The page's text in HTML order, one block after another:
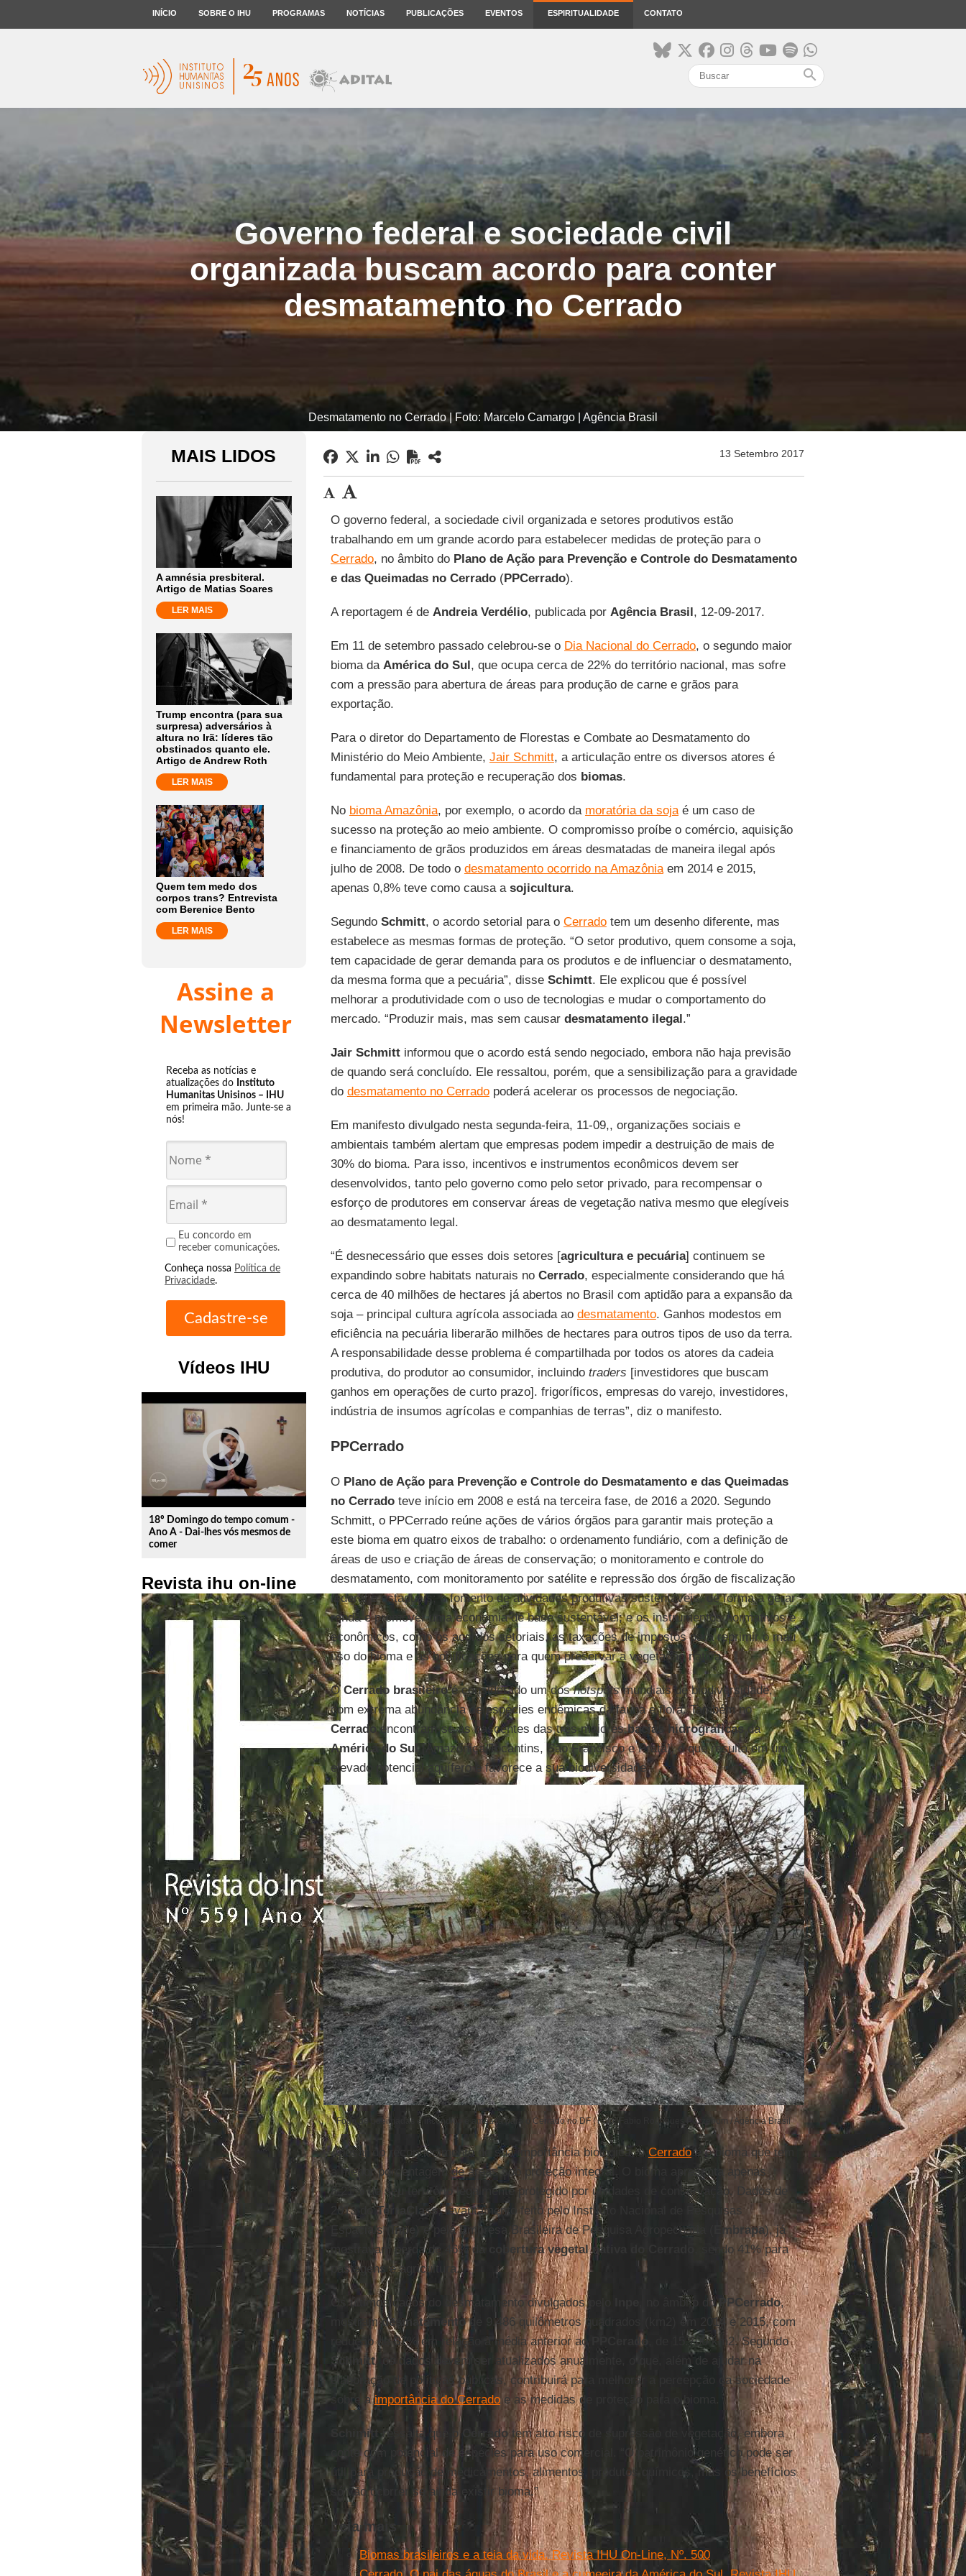
INÍCIO SOBRE O IHU PROGRAMAS NOTÍCIAS PUBLICAÇÕES EVENTOS ESPIRITUALIDADE CONTATO
search
Governo federal e sociedade civil
organizada buscam acordo para conter
desmatamento no Cerrado
Desmatamento no Cerrado | Foto: Marcelo Camargo | Agência Brasil
MAIS LIDOS
A amnésia presbiteral.
Artigo de Matias Soares
LER MAIS
Trump encontra (para sua
surpresa) adversários à
altura no Irã: líderes tão
obstinados quanto ele.
Artigo de Andrew Roth
LER MAIS
Quem tem medo dos
corpos trans? Entrevista
com Berenice Bento
LER MAIS
Assine a
Newsletter
Receba as notícias e
atualizações do Instituto
Humanitas Unisinos – IHU
em primeira mão. Junte-se a
nós!
Eu concordo em
receber comunicações.
Conheça nossa Política de
Privacidade.
Vídeos IHU
play_circle_outline
18º Domingo do tempo comum -
Ano A - Dai-lhes vós mesmos de
comer
Revista ihu on-line
13 Setembro 2017
O governo federal, a sociedade civil organizada e setores produtivos estão
trabalhando em um grande acordo para estabelecer medidas de proteção para o
Cerrado, no âmbito do Plano de Ação para Prevenção e Controle do Desmatamento
e das Queimadas no Cerrado(PPCerrado).
A reportagem é de Andreia Verdélio, publicada por Agência Brasil, 12-09-2017.
Em 11 de setembro passado celebrou-se o Dia Nacional do Cerrado, o segundo maior
bioma da América do Sul, que ocupa cerca de 22% do território nacional, mas sofre
com a pressão para abertura de áreas para produção de carne e grãos para
exportação.
Para o diretor do Departamento de Florestas e Combate ao Desmatamento do
Ministério do Meio Ambiente, Jair Schmitt, a articulação entre os diversos atores é
fundamental para proteção e recuperação dos biomas.
No bioma Amazônia, por exemplo, o acordo da moratória da sojaé um caso de
sucesso na proteção ao meio ambiente. O compromisso proíbe o comércio, aquisição
e financiamento de grãos produzidos em áreas desmatadas de maneira ilegal após
julho de 2008. De todo o desmatamento ocorrido na Amazôniaem 2014 e 2015,
apenas 0,8% teve como causa a sojicultura.
Segundo Schmitt, o acordo setorial para o Cerradotem um desenho diferente, mas
estabelece as mesmas formas de proteção. “O setor produtivo, quem consome a soja,
tem capacidade de gerar demanda para os produtos e de influenciar o desmatamento,
da mesma forma que a pecuária”, disse Schimtt. Ele explicou que é possível
melhorar a produtividade com o uso de tecnologias e mudar o comportamento do
mercado. “Produzir mais, mas sem causar desmatamento ilegal.”
Jair Schmittinformou que o acordo está sendo negociado, embora não haja previsão
de quando será concluído. Ele ressaltou, porém, que a sensibilização para a gravidade
do desmatamento no Cerradopoderá acelerar os processos de negociação.
Em manifesto divulgado nesta segunda-feira, 11-09,, organizações sociais e
ambientais também alertam que empresas podem impedir a destruição de mais de
30% do bioma. Para isso, incentivos e instrumentos econômicos devem ser
desenvolvidos, tanto pelo governo como pelo setor privado, para recompensar o
esforço de produtores em conservar áreas de vegetação nativa mesmo que elegíveis
ao desmatamento legal.
“É desnecessário que esses dois setores [agricultura e pecuária] continuem se
expandindo sobre habitats naturais no Cerrado, especialmente considerando que há
cerca de 40 milhões de hectares já abertos no Brasil com aptidão para a expansão da
soja – principal cultura agrícola associada ao desmatamento. Ganhos modestos em
eficiência na pecuária liberarão milhões de hectares para outros tipos de uso da terra.
A responsabilidade desse problema é compartilhada por todos os atores da cadeia
produtiva, do produtor ao consumidor, incluindo traders [investidores que buscam
ganhos em operações de curto prazo]. frigoríficos, empresas do varejo, investidores,
indústria de insumos agrícolas e companhias de terras”, diz o manifesto.
PPCerrado
O Plano de Ação para Prevenção e Controle do Desmatamento e das Queimadas
no Cerradoteve início em 2008 e está na terceira fase, de 2016 a 2020. Segundo
Schmitt, o PPCerrado reúne ações de vários órgãos para garantir mais proteção a
este bioma em quatro eixos de trabalho: o ordenamento fundiário, com a definição de
áreas de uso e criação de áreas de conservação; o monitoramento e controle do
desmatamento, com monitoramento por satélite e repressão dos órgão de fiscalização
federal e estaduais; o fomento de atividades produtivas sustentáveis, de forma a gerar
renda e promover uma economia de base sustentável; e os instrumentos normativos e
econômicos, como os acordos setoriais, as taxações de impostos para reprimir o mau
uso do bioma e as bonificações para quem preservar a vegetação nativa.
OCerrado brasileiroé considerado um doshotspotsmundiais de biodiversidade,
com extrema abundância de espécies endêmicas da fauna e flora. Também no
Cerradoencontram-se as nascentes das três maioresbacias hidrográficasda
América do Sul[Amazônica/Tocantins, São Francisco e Prata], o que resulta em um
elevado potencial aquífero e favorece a sua biodiversidade.
Fogo de queimadas e incêndios é ameaça para o Cerrado no DF | Foto: Fabio Rodrigues Pozzebom / Agência Brasil
Apesar do reconhecimento de sua importância biológica, o Cerradoé o bioma que tem
a menor porcentagem de áreas sob proteção integral. O bioma apresenta apenas
8,21% de seu território legalmente protegido por unidades de conservação. Dados de
2013 doTerraClass, levantamento feito pelo Instituto Nacional de Pesquisas
Espaciais ( Inpe ) e pela Empresa Brasileira de Pesquisa Agropecuária ( Embrapa), já
mostravam perda de 46% da
cobertura vegetal nativa do Cerrado
, sendo 41% para
pastagens e agricultura.
Os últimos dados do desmatamento divulgados pelo , no âmbito doPPCerrado,
mostramdesmatamentode 9.486 quilômetros quadrados (km2) em 2014 e 2015, com
redução de 37% em relação à média anterior ao
PPCerado
, de 15.700 km2. Segundo
Schmitt, os dados devem ser atualizados anualmente, o que, além de ajudar na
elaboração de políticas públicas, contribuirá para melhorar a percepção da sociedade
sobre aimportância do Cerradoe as medidas de proteção para o bioma.
Schimitt ressalta que o Cerradotem alto risco de supressão de vegetação, embora
conte com potencial de espécies para uso comercial. “O patrimônio genético pode ser
útil para produção de medicamentos, alimentos, produtos químicos, mas os benefícios
só vão ocorrer se ainda existir bioma.”
Leia mais
Biomas brasileiros e a teia da vida. Revista IHU On-Line, Nº. 500